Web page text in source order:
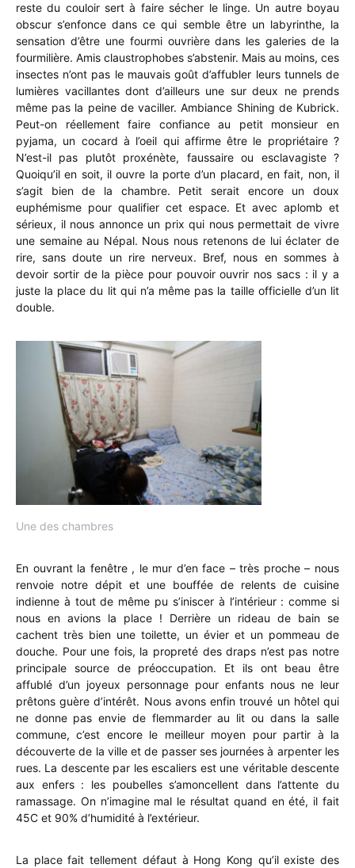
reste du couloir sert à faire sécher le linge. Un autre boyau
obscur s’enfonce dans ce qui semble être un labyrinthe, la
sensation d’être une fourmi ouvrière dans les galeries de la
fourmilière. Amis claustrophobes s’abstenir. Mais au moins, ces
insectes n’ont pas le mauvais goût d’affubler leurs tunnels de
lumières vacillantes dont d’ailleurs une sur deux ne prends
même pas la peine de vaciller. Ambiance Shining de Kubrick.
Peut-on réellement faire confiance au petit monsieur en
pyjama, un cocard à l’oeil qui affirme être le propriétaire ?
N’est-il pas plutôt proxénète, faussaire ou esclavagiste ?
Quoiqu’il en soit, il ouvre la porte d’un placard, en fait, non, il
s’agit bien de la chambre. Petit serait encore un doux
euphémisme pour qualifier cet espace. Et avec aplomb et
sérieux, il nous annonce un prix qui nous permettait de vivre
une semaine au Népal. Nous nous retenons de lui éclater de
rire, sans doute un rire nerveux. Bref, nous en sommes à
devoir sortir de la pièce pour pouvoir ouvrir nos sacs : il y a
juste la place du lit qui n’a même pas la taille officielle d’un lit
double.
Une des chambres
En ouvrant la fenêtre , le mur d’en face – très proche – nous
renvoie notre dépit et une bouffée de relents de cuisine
indienne à tout de même pu s’iniscer à l’intérieur : comme si
nous en avions la place ! Derrière un rideau de bain se
cachent très bien une toilette, un évier et un pommeau de
douche. Pour une fois, la propreté des draps n’est pas notre
principale source de préoccupation. Et ils ont beau être
affublé d’un joyeux personnage pour enfants nous ne leur
prêtons guère d’intérêt. Nous avons enfin trouvé un hôtel qui
ne donne pas envie de flemmarder au lit ou dans la salle
commune, c’est encore le meilleur moyen pour partir à la
découverte de la ville et de passer ses journées à arpenter les
rues. La descente par les escaliers est une véritable descente
aux enfers : les poubelles s’amoncellent dans l’attente du
ramassage. On n’imagine mal le résultat quand en été, il fait
45C et 90% d’humidité à l’extérieur.
La place fait tellement défaut à Hong Kong qu’il existe des